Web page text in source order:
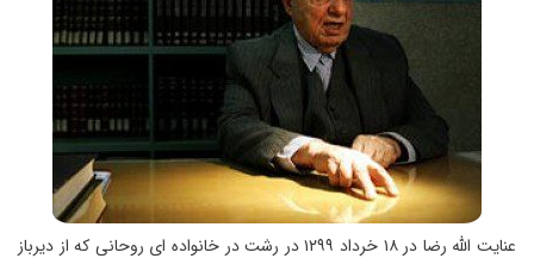
عنایت الله رضا در ۱۸ خرداد ۱۲۹۹ در رشت در خانواده ای روحانی که از دیرباز